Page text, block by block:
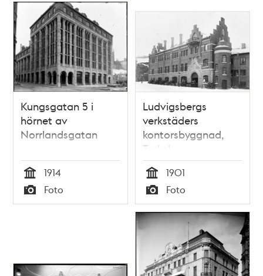
Kungsgatan 5 i
hörnet av
Norrlandsgatan
Tid
1914
Typ
Foto
Ludvigsbergs
verkstäders
kontorsbyggnad,
Torkel
Knutssonsgatan 2
Tid
1901
Typ
Foto